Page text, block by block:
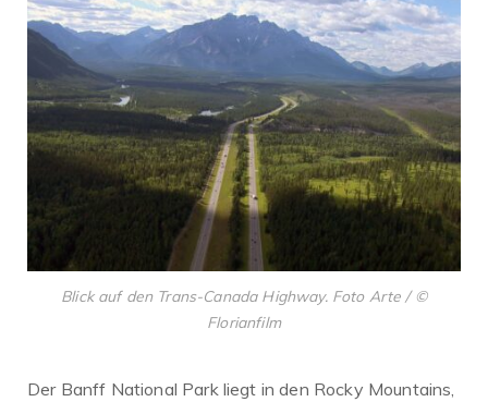
Blick auf den Trans-Canada Highway. Foto Arte / ©
Florianfilm
Der Banff National Park liegt in den Rocky Mountains,